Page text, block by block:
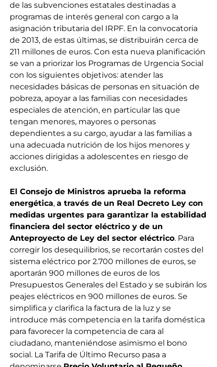
de las subvenciones estatales destinadas a
programas de interés general con cargo a la
asignación tributaria del IRPF. En la convocatoria
de 2013, de estas últimas, se distribuirán cerca de
211 millones de euros. Con esta nueva planificación
se van a priorizar los Programas de Urgencia Social
con los siguientes objetivos: atender las
necesidades básicas de personas en situación de
pobreza, apoyar a las familias con necesidades
especiales de atención, en particular las que
tengan menores, mayores o personas
dependientes a su cargo, ayudar a las familias a
una adecuada nutrición de los hijos menores y
acciones dirigidas a adolescentes en riesgo de
exclusión.
El Consejo de Ministros aprueba la reforma
energética, a través de un Real Decreto Ley con
medidas urgentes para garantizar la estabilidad
financiera del sector eléctrico y de un
Anteproyecto de Ley del sector eléctrico. Para
corregir los desequilibrios, se recortarán costes del
sistema eléctrico por 2.700 millones de euros, se
aportarán 900 millones de euros de los
Presupuestos Generales del Estado y se subirán los
peajes eléctricos en 900 millones de euros. Se
simplifica y clarifica la factura de la luz y se
introduce más competencia en la tarifa doméstica
para favorecer la competencia de cara al
ciudadano, manteniéndose asimismo el bono
social. La Tarifa de Último Recurso pasa a